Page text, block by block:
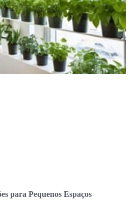
para Pequenos Espaços